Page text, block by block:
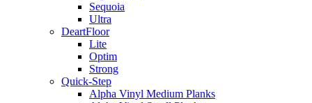
Sequoia
Ultra
DeartFloor
Lite
Optim
Strong
Quick-Step
Alpha Vinyl Medium Planks